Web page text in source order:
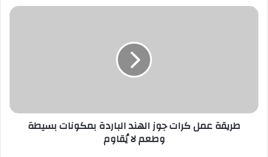
طريقة
وطعم
طريقة عمل كرات جوز الهند الباردة بمكونات بسيطة
وطعم لا يُقاوم